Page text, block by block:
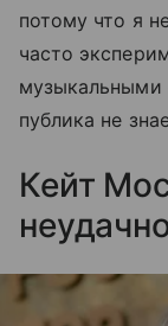
потому что я
часто
музыкальными
публика не
Кейт